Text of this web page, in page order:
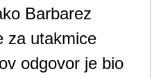
Barbarez
za utakmice
odgovor je bio